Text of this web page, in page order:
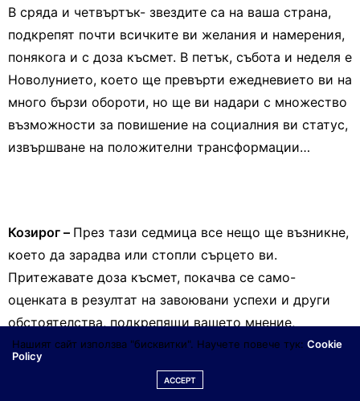
В сряда и четвъртък- звездите са на ваша страна,
подкрепят почти всичките ви желания и намерения,
понякога и с доза късмет. В петък, събота и неделя е
Новолунието, което ще превърти ежедневието ви на
много бързи обороти, но ще ви надари с множество
възможности за повишение на социалния ви статус,
извършване на положителни трансформации…
Козирог – През тази седмица все нещо ще възникне,
което да зарадва или стопли сърцето ви.
Притежавате доза късмет, покачва се само-
оценката в резултат на завоювани успехи и други
обстоятелства, подкрепящи вашето мнение,
желания и т.н.
Същевременно, продължава да ви измъчва нещо,
Нашият сайт използва "бисквитки". Научете повече тук: Cookie
Policy
ACCEPT